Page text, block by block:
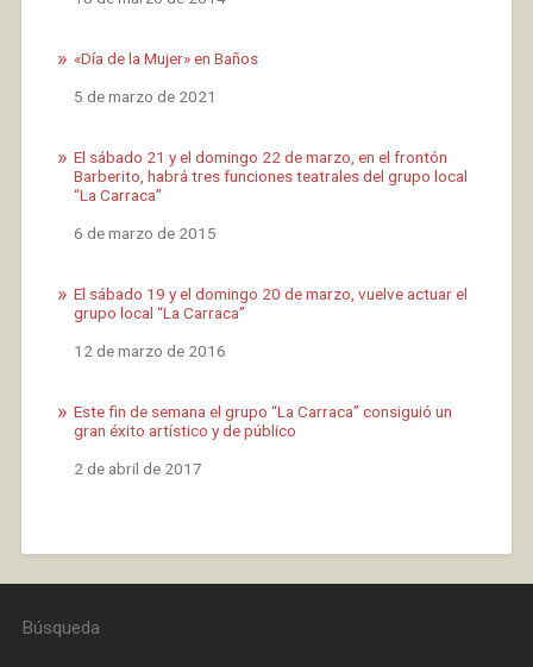
«Día de la Mujer» en Baños
Fecha
5 de marzo de 2021
El sábado 21 y el domingo 22 de marzo, en el frontón
Barberito, habrá tres funciones teatrales del grupo local
“La Carraca”
Fecha
6 de marzo de 2015
El sábado 19 y el domingo 20 de marzo, vuelve actuar el
grupo local “La Carraca”
Fecha
12 de marzo de 2016
Este fin de semana el grupo “La Carraca” consiguió un
gran éxito artístico y de público
Fecha
2 de abril de 2017
Búsqueda